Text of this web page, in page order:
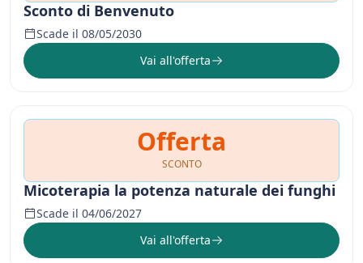
Sconto di Benvenuto
Scade il 08/05/2030
Vai all'offerta
Offerta
SCONTO
Micoterapia la potenza naturale dei funghi
Scade il 04/06/2027
Vai all'offerta